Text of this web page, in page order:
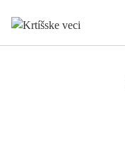
Krtíšske veci